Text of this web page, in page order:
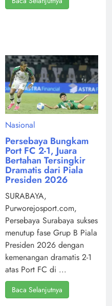
Nasional
Persebaya Bungkam
Port FC 2-1, Juara
Bertahan Tersingkir
Dramatis dari Piala
Presiden 2026
SURABAYA,
Purworejosport.com,
Persebaya Surabaya sukses
menutup fase Grup B Piala
Presiden 2026 dengan
kemenangan dramatis 2-1
atas Port FC di ...
Baca Selanjutnya